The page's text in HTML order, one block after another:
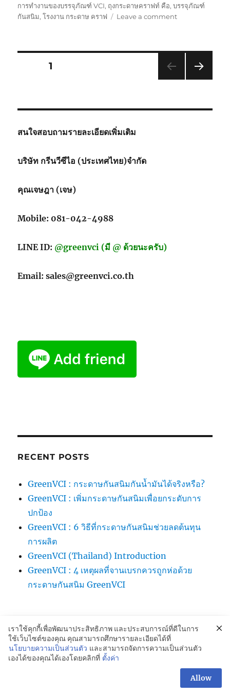
การทำงานของบรรจุภัณฑ์ VCI, ถุงกระดาษคราฟท์ คือ,บรรจุภัณฑ์
กันสนิม,โรงงาน กระดาษ คราฟ Leave a commenton
น้ำตาล
Posts
PAGE1
สนใจสอบถามรายละเอียดเพิ่มเติม
บริษัท กรีนวีซีไอ (ประเทศไทย)จำกัด
คุณเจษฎา (เจษ)
Mobile: 081-042-4988
LINE ID: @greenvci (มี @ ด้วยนะครับ)
Email: sales@greenvci.co.th
RECENT POSTS
GreenVCI : กระดาษกันสนิมกันน้ำมันได้จริงหรือ?
GreenVCI : เพิ่มกระดาษกันสนิมเพื่อยกระดับการ
ปกป้อง
GreenVCI : 6 วิธีที่กระดาษกันสนิมช่วยลดต้นทุน
การผลิต
GreenVCI (Thailand) Introduction
GreenVCI : 4 เหตุผลที่จานเบรกควรถูกห่อด้วย
กระดาษกันสนิม GreenVCI
GREENVCi Kraft Paper-กระดาษกันสนิม:081-042-4988
เราใช้คุกกี้เพื่อพัฒนาประสิทธิภาพ และประสบการณ์ที่ดีในการ
ใช้เว็บไซต์ของคุณ คุณสามารถศึกษารายละเอียดได้ที่
นโยบายความเป็นส่วนตัว และสามารถจัดการความเป็นส่วนตัว
เองได้ของคุณได้เองโดยคลิกที่ ตั้งค่า
Allow